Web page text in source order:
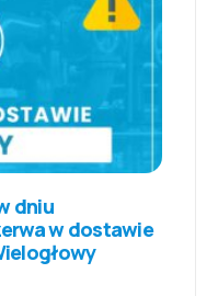
dniu
w dostawie